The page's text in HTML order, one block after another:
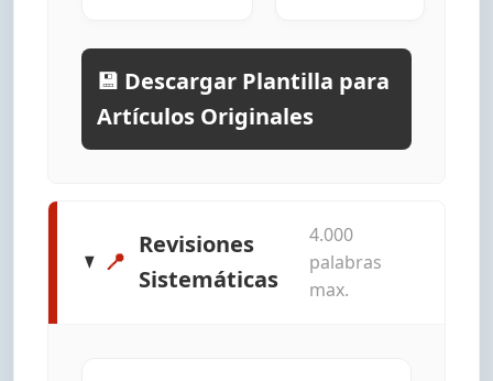
💾 Descargar Plantilla para
Artículos Originales
📍
Revisiones
Sistemáticas
4.000
palabras
max.